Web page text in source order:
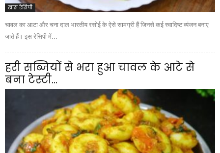
खास रेसिपी
चावल का आटा और चना दाल भारतीय रसोई के ऐसे सामग्री हैं जिनसे कई स्वादिष्ट व्यंजन बनाए
जाते हैं। इस रेसिपी में...
हरी सब्जियों से भरा हुआ चावल के आटे से
बना टेस्टी...